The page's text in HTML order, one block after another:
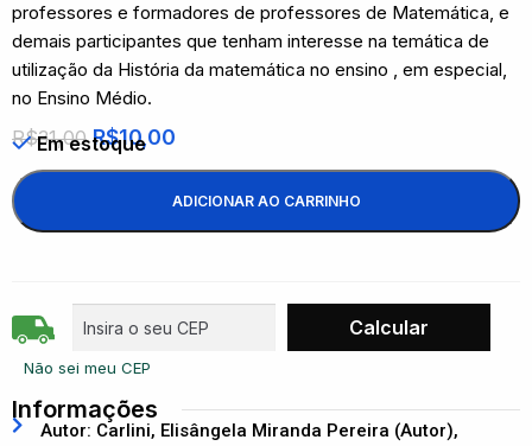
professores e formadores de professores de Matemática, e
demais participantes que tenham interesse na temática de
utilização da História da matemática no ensino , em especial,
no Ensino Médio.
R$31,00 R$10,00
Em estoque
ADICIONAR AO CARRINHO
Não sei meu CEP
Informações
Autor: Carlini, Elisângela Miranda Pereira (Autor),